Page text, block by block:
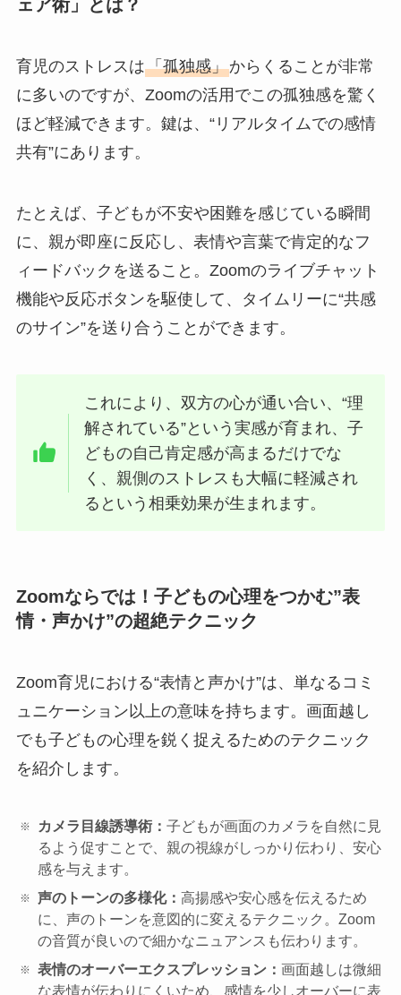
ェア術」とは？
育児のストレスは「孤独感」からくることが非常
に多いのですが、Zoomの活用でこの孤独感を驚く
ほど軽減できます。鍵は、“リアルタイムでの感情
共有”にあります。
たとえば、子どもが不安や困難を感じている瞬間
に、親が即座に反応し、表情や言葉で肯定的なフ
ィードバックを送ること。Zoomのライブチャット
機能や反応ボタンを駆使して、タイムリーに“共感
のサイン”を送り合うことができます。
これにより、双方の心が通い合い、“理
解されている”という実感が育まれ、子
どもの自己肯定感が高まるだけでな
く、親側のストレスも大幅に軽減され
るという相乗効果が生まれます。
Zoomならでは！子どもの心理をつかむ”表
情・声かけ”の超絶テクニック
Zoom育児における“表情と声かけ”は、単なるコミ
ュニケーション以上の意味を持ちます。画面越し
でも子どもの心理を鋭く捉えるためのテクニック
を紹介します。
カメラ目線誘導術：子どもが画面のカメラを自然に見
るよう促すことで、親の視線がしっかり伝わり、安心
感を与えます。
声のトーンの多様化：高揚感や安心感を伝えるため
に、声のトーンを意図的に変えるテクニック。Zoom
の音質が良いので細かなニュアンスも伝わります。
表情のオーバーエクスプレッション：画面越しは微細
な表情が伝わりにくいため、感情を少しオーバーに表